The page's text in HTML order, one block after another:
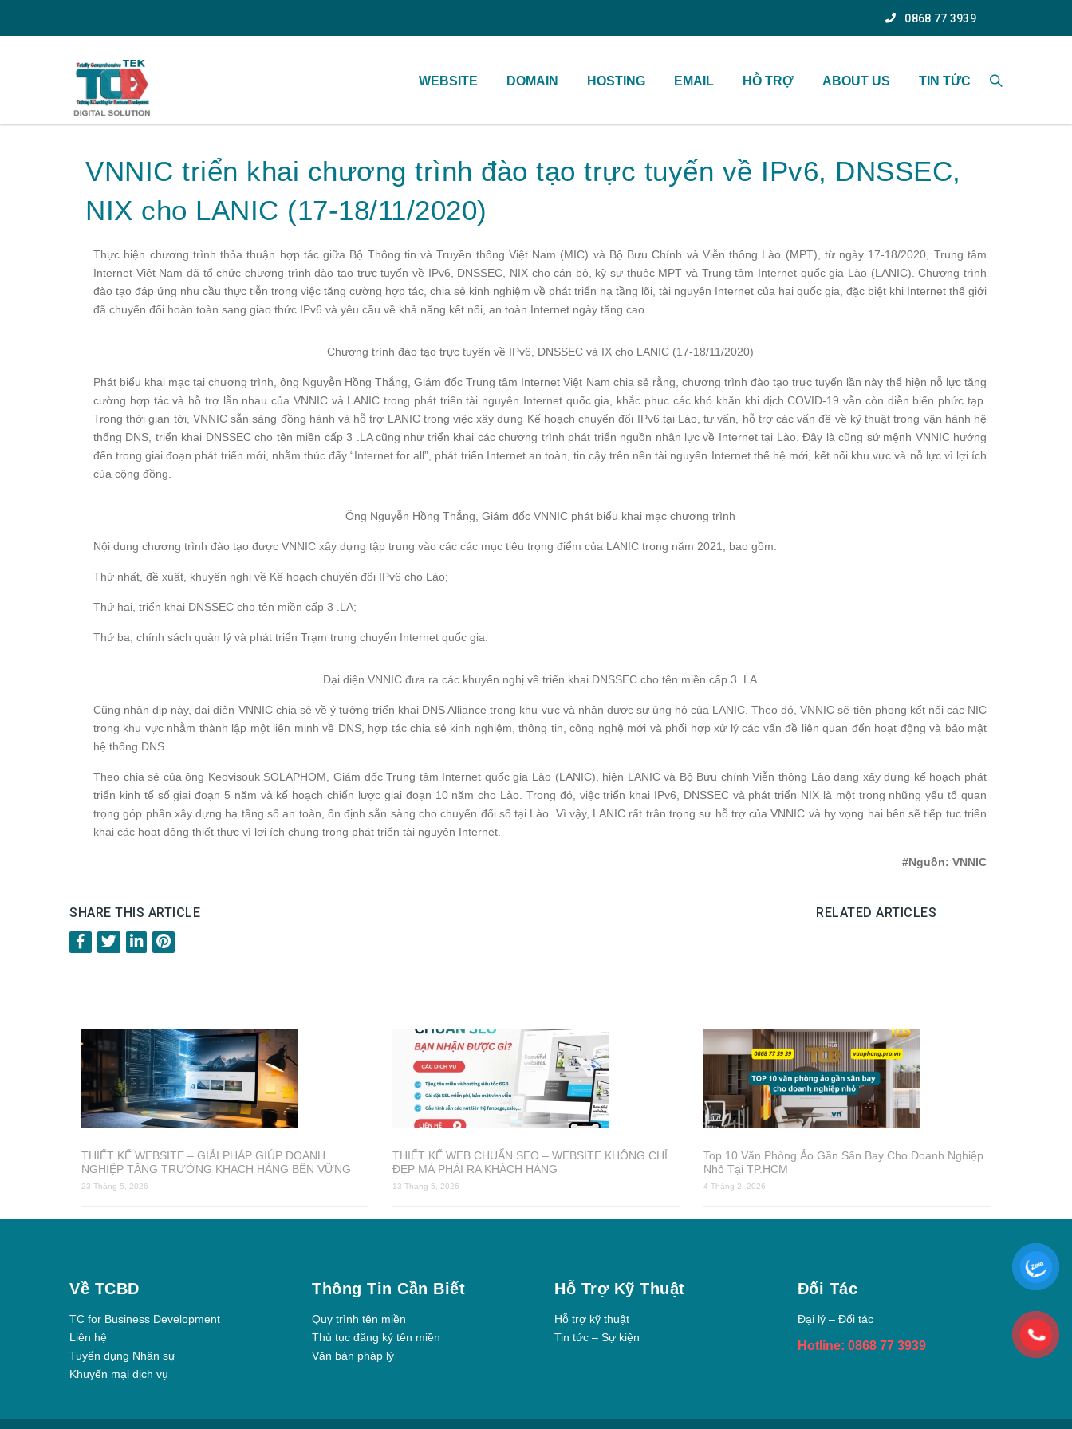
0868 77 3939
WEBSITE DOMAIN HOSTING EMAIL HỖ TRỢ ABOUT US TIN TỨC
VNNIC triển khai chương trình đào tạo trực tuyến về IPv6, DNSSEC,
NIX cho LANIC (17-18/11/2020)
Thực hiện chương trình thỏa thuận hợp tác giữa Bộ Thông tin và Truyền thông Việt Nam (MIC) và Bộ Bưu Chính và Viễn thông Lào (MPT), từ ngày 17-18/2020, Trung tâm
Internet Việt Nam đã tổ chức chương trình đào tạo trực tuyến về IPv6, DNSSEC, NIX cho cán bộ, kỹ sư thuộc MPT và Trung tâm Internet quốc gia Lào (LANIC). Chương trình
đào tạo đáp ứng nhu cầu thực tiễn trong việc tăng cường hợp tác, chia sẻ kinh nghiệm về phát triển hạ tầng lõi, tài nguyên Internet của hai quốc gia, đặc biệt khi Internet thế giới
đã chuyển đổi hoàn toàn sang giao thức IPv6 và yêu cầu về khả năng kết nối, an toàn Internet ngày tăng cao.
Chương trình đào tạo trực tuyến về IPv6, DNSSEC và IX cho LANIC (17-18/11/2020)
Phát biểu khai mạc tại chương trình, ông Nguyễn Hồng Thắng, Giám đốc Trung tâm Internet Việt Nam chia sẻ rằng, chương trình đào tạo trực tuyến lần này thể hiện nỗ lực tăng
cường hợp tác và hỗ trợ lẫn nhau của VNNIC và LANIC trong phát triển tài nguyên Internet quốc gia, khắc phục các khó khăn khi dịch COVID-19 vẫn còn diễn biến phức tạp.
Trong thời gian tới, VNNIC sẵn sàng đồng hành và hỗ trợ LANIC trong việc xây dựng Kế hoạch chuyển đổi IPv6 tại Lào, tư vấn, hỗ trợ các vấn đề về kỹ thuật trong vận hành hệ
thống DNS, triển khai DNSSEC cho tên miền cấp 3 .LA cũng như triển khai các chương trình phát triển nguồn nhân lực về Internet tại Lào. Đây là cũng sứ mệnh VNNIC hướng
đến trong giai đoạn phát triển mới, nhằm thúc đẩy “Internet for all”, phát triển Internet an toàn, tin cậy trên nền tài nguyên Internet thế hệ mới, kết nối khu vực và nỗ lực vì lợi ích
của cộng đồng.
Ông Nguyễn Hồng Thắng, Giám đốc VNNIC phát biểu khai mạc chương trình
Nội dung chương trình đào tạo được VNNIC xây dựng tập trung vào các các mục tiêu trọng điểm của LANIC trong năm 2021, bao gồm:
Thứ nhất, đề xuất, khuyến nghị về Kế hoạch chuyển đổi IPv6 cho Lào;
Thứ hai, triển khai DNSSEC cho tên miền cấp 3 .LA;
Thứ ba, chính sách quản lý và phát triển Trạm trung chuyển Internet quốc gia.
Đại diện VNNIC đưa ra các khuyến nghị về triển khai DNSSEC cho tên miền cấp 3 .LA
Cũng nhân dịp này, đại diện VNNIC chia sẻ về ý tưởng triển khai DNS Alliance trong khu vực và nhận được sự ủng hộ của LANIC. Theo đó, VNNIC sẽ tiên phong kết nối các NIC
trong khu vực nhằm thành lập một liên minh về DNS, hợp tác chia sẻ kinh nghiệm, thông tin, công nghệ mới và phối hợp xử lý các vấn đề liên quan đến hoạt động và bảo mật
hệ thống DNS.
Theo chia sẻ của ông Keovisouk SOLAPHOM, Giám đốc Trung tâm Internet quốc gia Lào (LANIC), hiện LANIC và Bộ Bưu chính Viễn thông Lào đang xây dựng kế hoạch phát
triển kinh tế số giai đoạn 5 năm và kế hoạch chiến lược giai đoạn 10 năm cho Lào. Trong đó, việc triển khai IPv6, DNSSEC và phát triển NIX là một trong những yếu tố quan
trọng góp phần xây dựng hạ tầng số an toàn, ổn định sẵn sàng cho chuyển đổi số tại Lào. Vì vậy, LANIC rất trân trọng sự hỗ trợ của VNNIC và hy vọng hai bên sẽ tiếp tục triển
khai các hoạt động thiết thực vì lợi ích chung trong phát triển tài nguyên Internet.
#Nguồn: VNNIC
SHARE THIS ARTICLE RELATED ARTICLES
THIẾT KẾ WEBSITE – GIẢI PHÁP GIÚP DOANH
NGHIỆP TĂNG TRƯỞNG KHÁCH HÀNG BỀN VỮNG
23 Tháng 5, 2026
THIẾT KẾ WEB CHUẨN SEO – WEBSITE KHÔNG CHỈ
ĐẸP MÀ PHẢI RA KHÁCH HÀNG
13 Tháng 5, 2026
Top 10 Văn Phòng Ảo Gần Sân Bay Cho Doanh Nghiệp
Nhỏ Tại TP.HCM
4 Tháng 2, 2026
Về TCBD
TC for Business Development
Liên hệ
Tuyển dụng Nhân sự
Khuyến mại dịch vụ
Thông Tin Cần Biết
Quy trình tên miền
Thủ tục đăng ký tên miền
Văn bản pháp lý
Hỗ Trợ Kỹ Thuật
Hỗ trợ kỹ thuật
Tin tức – Sự kiện
Đối Tác
Đại lý – Đối tác
Hotline: 0868 77 3939